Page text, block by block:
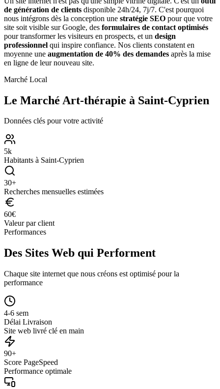
de génération de clients disponible 24h/24, 7j/7. C'est pourquoi
nous intégrons dès la conception une stratégie SEO pour que votre
site soit visible sur Google, des formulaires de contact optimisés
pour transformer les visiteurs en prospects, et un design
professionnel qui inspire confiance. Nos clients constatent en
moyenne une augmentation de 40% des demandes après la mise
en ligne de leur nouveau site.
Marché Local
Le Marché Art-thérapie à Saint-Cyprien
Données clés pour votre activité
5k
Habitants à Saint-Cyprien
30+
Recherches mensuelles estimées
60€
Valeur par client
Performances
Des Sites Web qui Performent
Chaque site internet que nous créons est optimisé pour la
performance
4-6 sem
Délai Livraison
Site web livré clé en main
90+
Score PageSpeed
Performance optimale